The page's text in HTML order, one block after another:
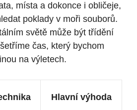
místa a dokonce i obličeje,
poklady v moři souborů.
světě může být třídění
čas, který bychom
na výletech.
Hlavní výhoda